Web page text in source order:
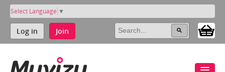
Select Language ▼
Log in Join